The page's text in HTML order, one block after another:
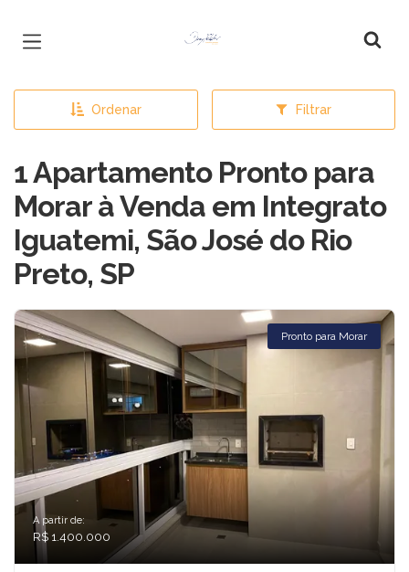
Página inicial
Ordenar Filtrar
1 Apartamento Pronto para
Morar à Venda em Integrato
Iguatemi, São José do Rio
Preto, SP
Pronto para Morar
A partir de:
R$ 1.400.000